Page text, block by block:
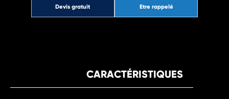
Etre rappelé
Devis gratuit
CARACTÉRISTIQUES